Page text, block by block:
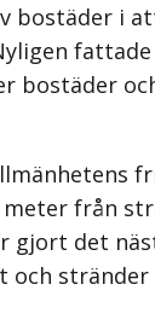
bostäder i
bostäder
från
gjort det
och